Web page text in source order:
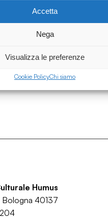
Accetta
Nega
Visualizza le preferenze
Cookie PolicyChi siamo
& MorraMc -
Humus
Bologna 40137